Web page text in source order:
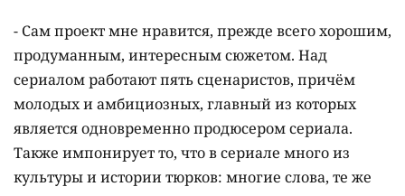
- Сам проект мне нравится, прежде всего хорошим,
продуманным, интересным сюжетом. Над
сериалом работают пять сценаристов, причём
молодых и амбициозных, главный из которых
является одновременно продюсером сериала.
Также импонирует то, что в сериале много из
культуры и истории тюрков: многие слова, те же